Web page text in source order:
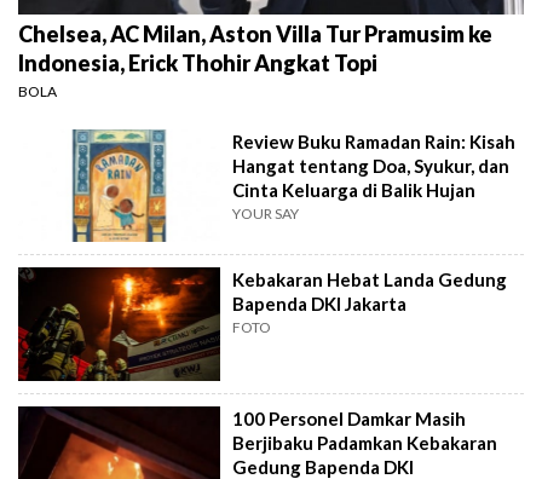
Chelsea, AC Milan, Aston Villa Tur Pramusim ke
Indonesia, Erick Thohir Angkat Topi
BOLA
Review Buku Ramadan Rain: Kisah
Hangat tentang Doa, Syukur, dan
Cinta Keluarga di Balik Hujan
YOUR SAY
Kebakaran Hebat Landa Gedung
Bapenda DKI Jakarta
FOTO
100 Personel Damkar Masih
Berjibaku Padamkan Kebakaran
Gedung Bapenda DKI